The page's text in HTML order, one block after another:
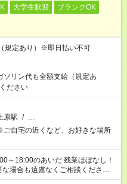
大学生歓迎
ブランクOK
規定あり）※即日払い不可
リン代も全額支給（規定あ
ださい
原駅 / …
自宅の近くなど、お好きな場所
～18:00のあいだ 残業ほぼなし！
場合も遠慮なくご相談ください。
。 その他、 ＊週4日・